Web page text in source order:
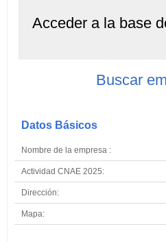
Acceder a la base
Buscar
Datos Básicos
Nombre de la empresa :
Actividad CNAE 2025:
Dirección:
Mapa: